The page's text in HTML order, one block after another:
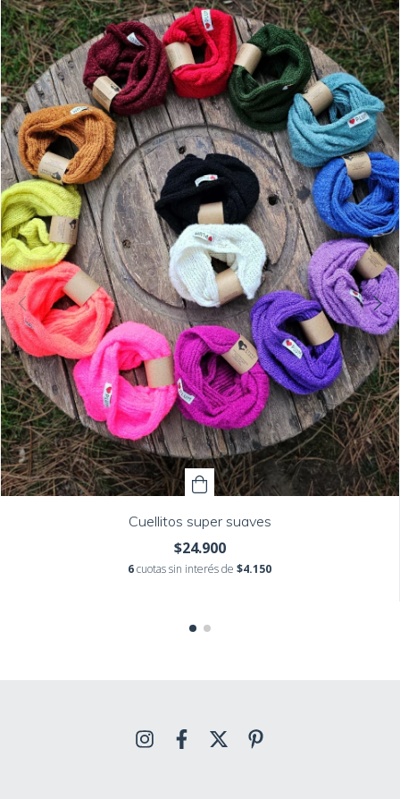
Cuellitos super suaves
$24.900
6cuotas sin interés de $4.150